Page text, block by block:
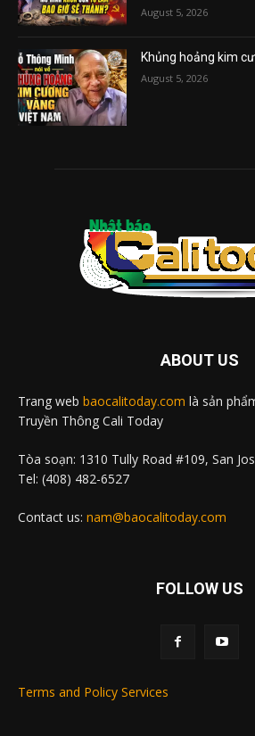
August 5, 2026
Khủng hoảng kim
August 5, 2026
ABOUT US
Trang web baocalitoday.com là sản
Truyền Thông Cali Today
Tòa soạn: 1310 Tully Road #109, San
Tel: (408) 482-6527
Contact us: nam@baocalitoday.com
FOLLOW US
Terms and Policy Services